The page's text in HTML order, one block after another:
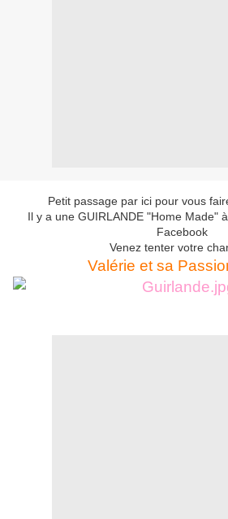
Petit passage par ici pour vous
Il y a une GUIRLANDE "Home Made"
Facebook
Venez tenter votre
Valérie et sa